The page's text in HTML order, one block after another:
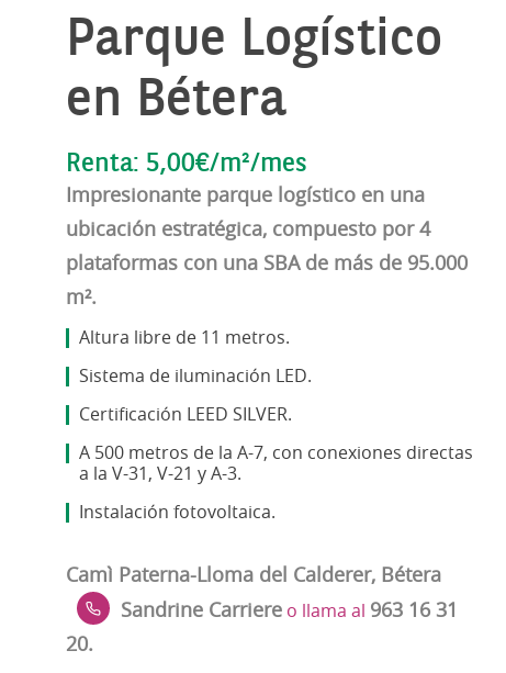
Parque Logístico
en Bétera
Renta: 5,00€/m²/mes
Impresionante parque logístico en una
ubicación estratégica, compuesto por 4
plataformas con una SBA de más de 95.000
m².
Altura libre de 11 metros.
Sistema de iluminación LED.
Certificación LEED SILVER.
A 500 metros de la A-7, con conexiones directas
a la V-31, V-21 y A-3.
Instalación fotovoltaica.
Camì Paterna-Lloma del Calderer, Bétera
Sandrine Carriereo llama al 963 16 31
20.